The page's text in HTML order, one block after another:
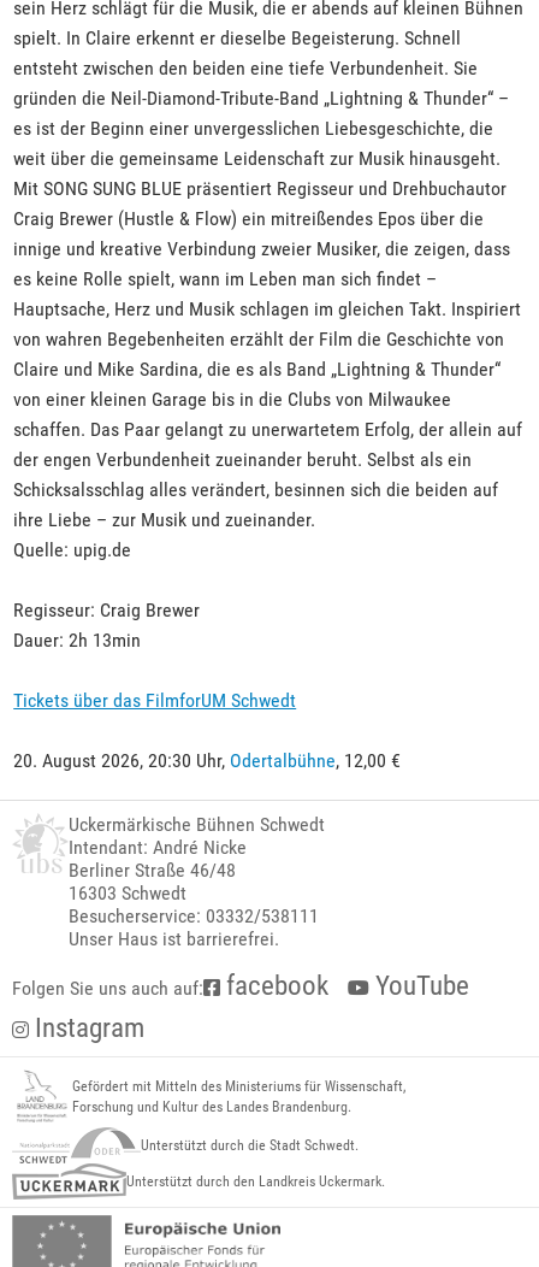
sein Herz schlägt für die Musik, die er abends auf kleinen Bühnen
spielt. In Claire erkennt er dieselbe Begeisterung. Schnell
entsteht zwischen den beiden eine tiefe Verbundenheit. Sie
gründen die Neil-Diamond-Tribute-Band „Lightning & Thunder“ –
es ist der Beginn einer unvergesslichen Liebesgeschichte, die
weit über die gemeinsame Leidenschaft zur Musik hinausgeht.
Mit SONG SUNG BLUE präsentiert Regisseur und Drehbuchautor
Craig Brewer (Hustle & Flow) ein mitreißendes Epos über die
innige und kreative Verbindung zweier Musiker, die zeigen, dass
es keine Rolle spielt, wann im Leben man sich findet –
Hauptsache, Herz und Musik schlagen im gleichen Takt. Inspiriert
von wahren Begebenheiten erzählt der Film die Geschichte von
Claire und Mike Sardina, die es als Band „Lightning & Thunder“
von einer kleinen Garage bis in die Clubs von Milwaukee
schaffen. Das Paar gelangt zu unerwartetem Erfolg, der allein auf
der engen Verbundenheit zueinander beruht. Selbst als ein
Schicksalsschlag alles verändert, besinnen sich die beiden auf
ihre Liebe – zur Musik und zueinander.
Quelle: upig.de
Regisseur: Craig Brewer
Dauer: 2h 13min
Tickets über das FilmforUM Schwedt
20. August 2026, 20:30 Uhr, Odertalbühne, 12,00 €
Uckermärkische Bühnen Schwedt
Intendant: André Nicke
Berliner Straße 46/48
16303 Schwedt
Besucherservice: 03332/538111
Unser Haus ist barrierefrei.
Folgen Sie uns auch auf: facebook
YouTube
Instagram
Gefördert mit Mitteln des Ministeriums für Wissenschaft,
Forschung und Kultur des Landes Brandenburg.
Unterstützt durch die Stadt Schwedt.
Unterstützt durch den Landkreis Uckermark.